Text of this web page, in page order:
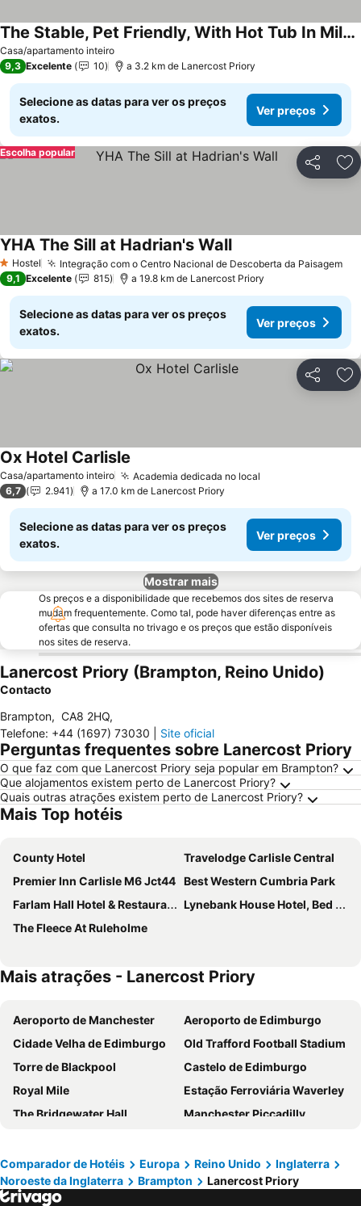
Casa/apartamento inteiro
The Stable, Pet Friendly, With Hot Tub In Milton, Ref 3739
9,3 Excelente 10 a 3.2 km de Lanercost Priory
Selecione as datas para ver os preços
exatos.
Ver preços
Partilhar
Escolha popular
1 Estrelas
Hostel Integração com o Centro Nacional de Descoberta da Paisagem
YHA The Sill at Hadrian's Wall
9,1 Excelente 815 a 19.8 km de Lanercost Priory
Selecione as datas para ver os preços
exatos.
Ver preços
Partilhar
Casa/apartamento inteiro Academia dedicada no local
Ox Hotel Carlisle
6,7 2.941 a 17.0 km de Lanercost Priory
Selecione as datas para ver os preços
exatos.
Ver preços
Mostrar mais
Os preços e a disponibilidade que recebemos dos sites de reserva
mudam frequentemente. Como tal, pode haver diferenças entre as
ofertas que consulta no trivago e os preços que estão disponíveis
nos sites de reserva.
Lanercost Priory (Brampton, Reino Unido)
Contacto
Brampton, CA8 2HQ,
Telefone: +44 (1697) 73030 Site oficial
Perguntas frequentes sobre Lanercost Priory
O que faz com que Lanercost Priory seja popular em Brampton?
Que alojamentos existem perto de Lanercost Priory?
Quais outras atrações existem perto de Lanercost Priory?
Mais Top hotéis
County Hotel
Travelodge Carlisle Central
Premier Inn Carlisle M6 Jct44 Best Western Cumbria Park
Farlam Hall Hotel & Restaurant
Lynebank House Hotel, Bed & Breakfast
The Fleece At Ruleholme
Mais atrações - Lanercost Priory
Aeroporto de Manchester
Aeroporto de Edimburgo
Cidade Velha de Edimburgo
Old Trafford Football Stadium
Torre de Blackpool
Castelo de Edimburgo
Royal Mile
Estação Ferroviária Waverley
The Bridgewater Hall
Manchester Piccadilly
Aeroporto da Ilha de Man
Lime Street Station
Airport Liverpool John Lennon
Anfield Road
Comparador de Hotéis Europa Reino Unido
Inglaterra
Noroeste da Inglaterra
Brampton Lanercost Priory